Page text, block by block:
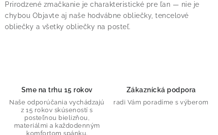
Prirodzené zmačkanie je charakteristické pre ľan — nie je
chybou Objavte aj naše hodvábne obliečky, tencelové
obliečky a všetky obliečky na posteľ.
Sme na trhu 15 rokov
Naše odporúčania vychádzajú
z 15 rokov skúseností s
posteľnou bielizňou,
materiálmi a každodenným
komfortom spánku.
Zákaznícká podpora
radi Vám poradíme s výberom